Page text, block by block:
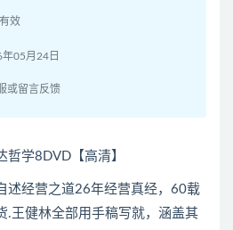
效
年05月24日
或留言反馈
哲学8DVD【高清】
述经营之道26年经营真经，60载
.王健林全部用手稿写就，涵盖其